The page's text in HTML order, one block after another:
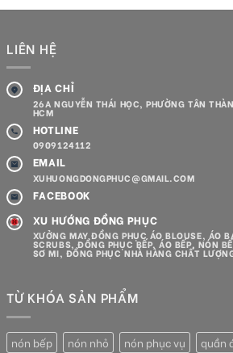
LIÊN HỆ
ĐỊA CHỈ
26A NGUYỄN THÁI HỌC, PHƯỜNG TÂN
HCM
HOTLINE
0909124112
EMAIL
XUHUONGDONGPHUC@GMAIL.COM
FACEBOOK
XU HƯỚNG ĐỒNG PHỤC
XƯỞNG MAY ĐỒNG PHỤC ÁO BLOUSE, ÁO
SCRUBS, ĐỒNG PHỤC BẾP, ÁO BẾP, NÓN
SƠ MI, ĐỒNG PHỤC NHÀ HÀNG CHẤT
TỪ KHÓA SẢN PHẨM
nón bếp nón nhỏ nón phục vụ
quần